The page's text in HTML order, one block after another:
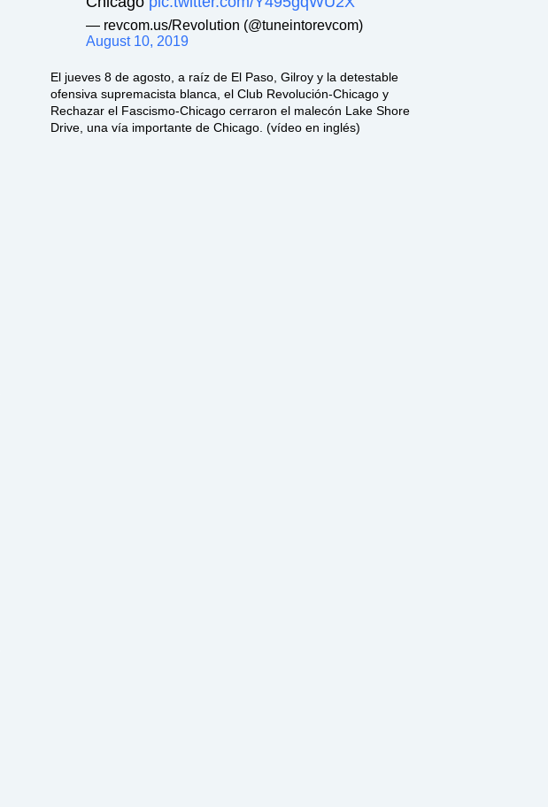
— revcom.us/Revolution (@tuneintorevcom)
August 10, 2019
El jueves 8 de agosto, a raíz de El Paso, Gilroy y la detestable
ofensiva supremacista blanca, el Club Revolución-Chicago y
Rechazar el Fascismo-Chicago cerraron el malecón Lake Shore
Drive, una vía importante de Chicago. (vídeo en inglés)